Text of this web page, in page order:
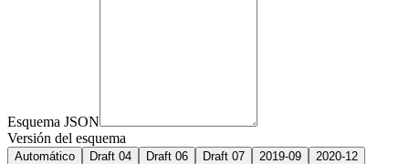
Esquema JSON
Versión del esquema
Automático Draft 04 Draft 06 Draft 07 2019-09 2020-12